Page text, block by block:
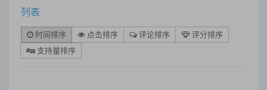
列表
时间排序 点击排序 评论排序
评分排序
支持量排序